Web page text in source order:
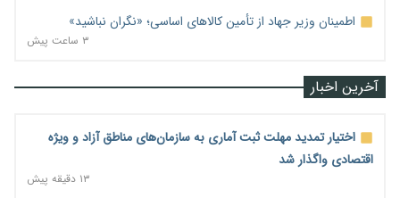
اطمینان وزیر جهاد از تأمین کالاهای اساسی؛ «نگران نباشید»
۳ ساعت پیش
آخرین اخبار
اختیار تمدید مهلت ثبت آماری به سازمان‌های مناطق آزاد و ویژه
اقتصادی واگذار شد
۱۳ دقیقه پیش